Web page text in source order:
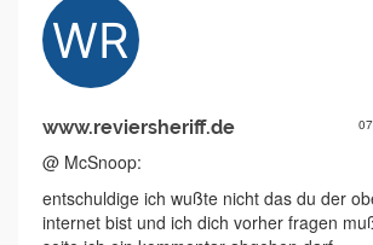
www.reviersheriff.de
@ McSnoop:
entschuldige ich wußte nicht das du der
internet bist und ich dich vorher fragen